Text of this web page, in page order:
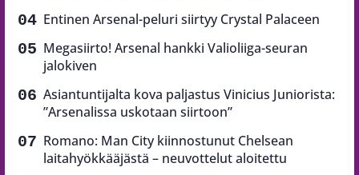
Entinen Arsenal-peluri siirtyy Crystal Palaceen
Megasiirto! Arsenal hankki Valioliiga-seuran
jalokiven
Asiantuntijalta kova paljastus Vinicius Juniorista:
”Arsenalissa uskotaan siirtoon”
Romano: Man City kiinnostunut Chelsean
laitahyökkääjästä – neuvottelut aloitettu